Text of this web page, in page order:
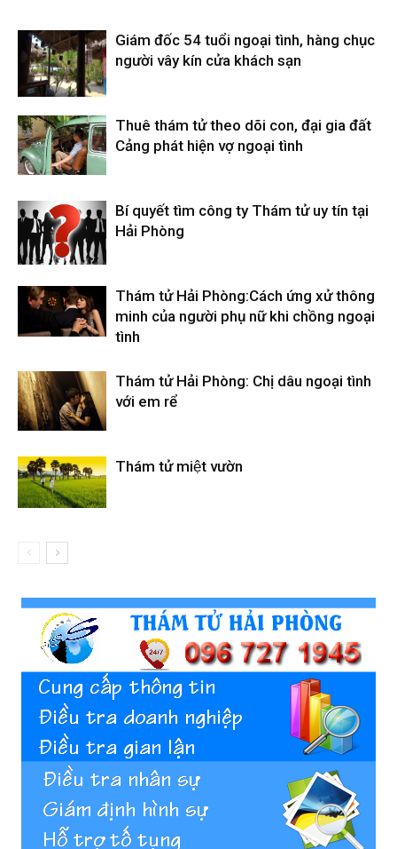
Giám đốc 54 tuổi ngoại tình, hàng chục
người vây kín cửa khách sạn
Thuê thám tử theo dõi con, đại gia đất
Cảng phát hiện vợ ngoại tình
Bí quyết tìm công ty Thám tử uy tín tại
Hải Phòng
Thám tử Hải Phòng:Cách ứng xử thông
minh của người phụ nữ khi chồng ngoại
tình
Thám tử Hải Phòng: Chị dâu ngoại tình
với em rể
Thám tử miệt vườn